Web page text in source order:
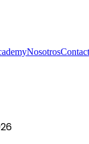
Nosotros